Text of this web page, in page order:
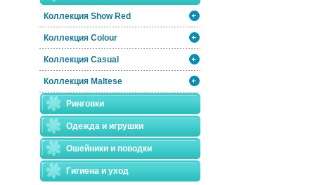
Коллекция Show Red
Коллекция Colour
Коллекция Casual
Коллекция Maltese
Ринговки
Одежда и игрушки
Ошейники и поводки
Гигиена и уход